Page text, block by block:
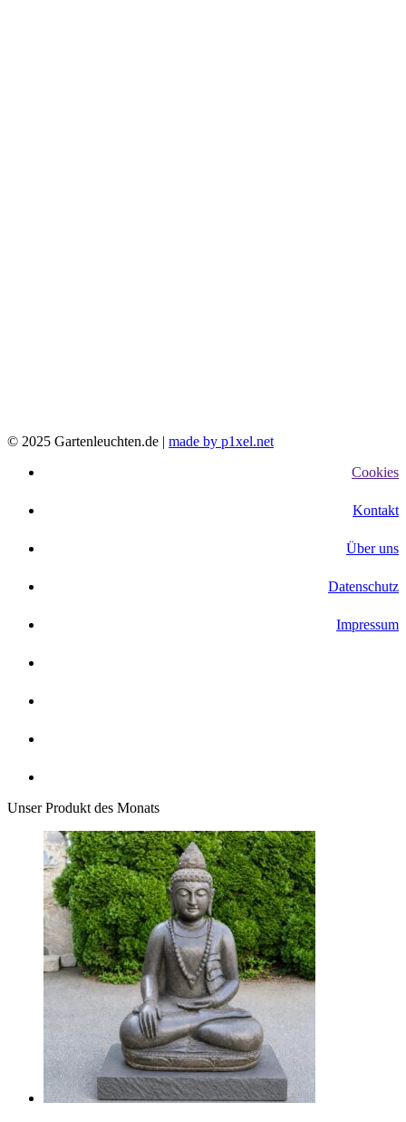
© 2025 Gartenleuchten.de | made by p1xel.net
Cookies
Kontakt
Über uns
Datenschutz
Impressum
Unser Produkt des Monats